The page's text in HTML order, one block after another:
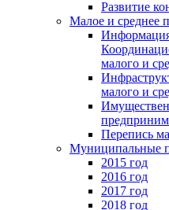
Развитие
Малое и среднее
Информация
малого и
малого и
Перепись
Муниципальные
2015 год
2016 год
2017 год
2018 год